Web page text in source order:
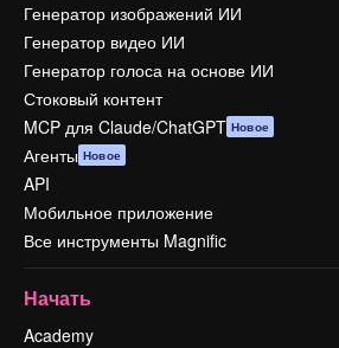
Генератор изображений ИИ
Генератор видео ИИ
Генератор голоса на основе ИИ
Стоковый контент
MCP для Claude/ChatGPT Новое
Агенты Новое
API
Мобильное приложение
Все инструменты Magnific
Начать
Academy